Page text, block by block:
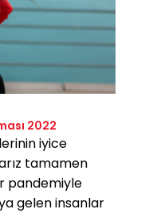
2022
iyice
tamamen
pandemiyle
gelen insanlar